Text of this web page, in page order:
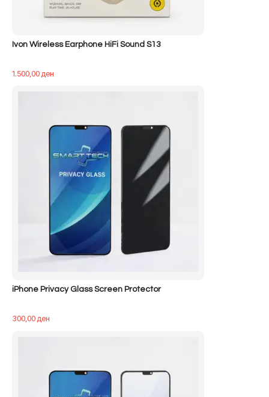
Ivon Wireless Earphone HiFi Sound S13
1.500,00ден
iPhone Privacy Glass Screen Protector
300,00ден